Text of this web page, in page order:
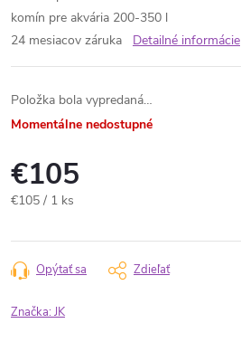
komín pre akvária 200-350 l
24 mesiacov záruka
Detailné informácie
Položka bola vypredaná…
Momentálne nedostupné
€105
Jednotková
€105 / 1 ks
Opýtať sa Zdieľať
Značka:JK